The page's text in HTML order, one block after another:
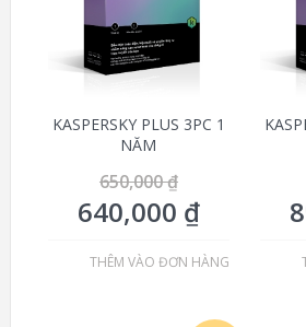
KASPERSKY PLUS 3PC 1
NĂM
650,000₫
640,000 ₫
THÊM VÀO ĐƠN HÀNG